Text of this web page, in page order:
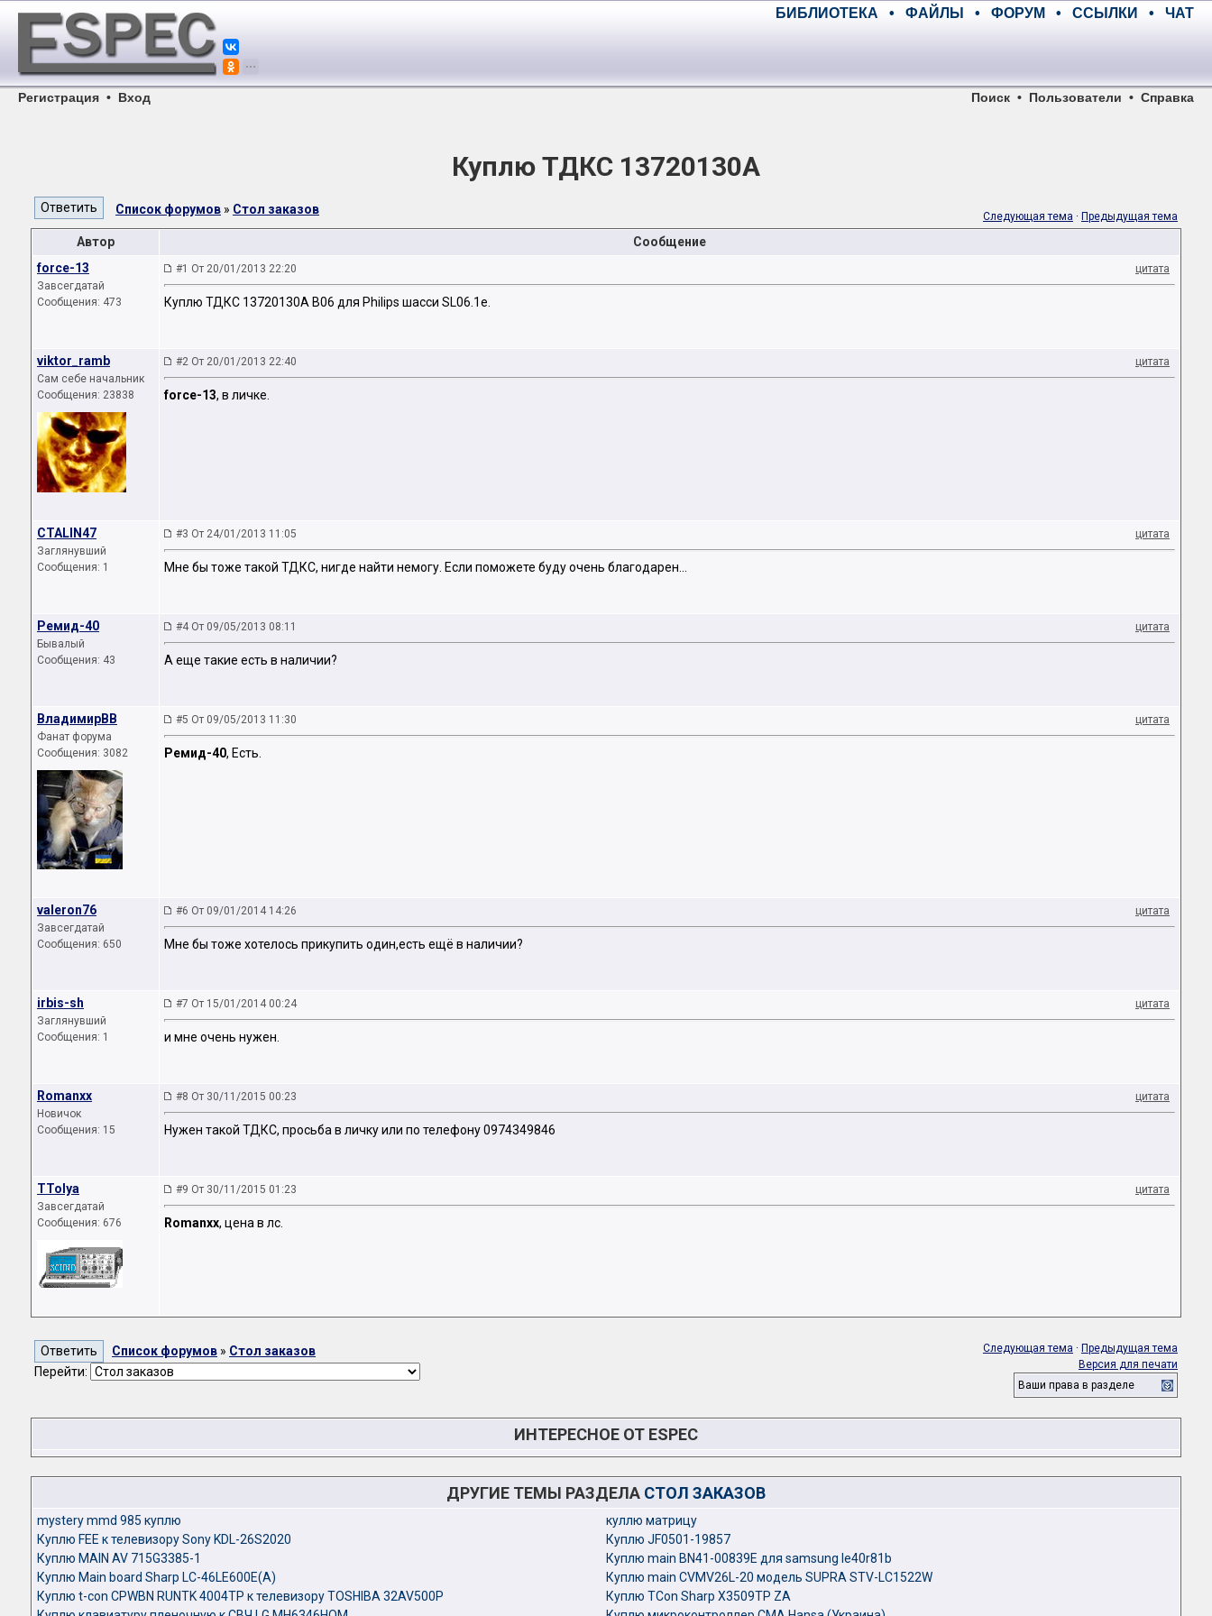
БИБЛИОТЕКА • ФАЙЛЫ • ФОРУМ • ССЫЛКИ • ЧАТ
Регистрация • Вход Поиск • Пользователи • Справка
Куплю ТДКС 13720130A
Список форумов » Стол заказов Следующая тема · Предыдущая тема
Автор
Сообщение
force-13
Завсегдатай
Сообщения: 473
#1 От 20/01/2013 22:20 цитата
Куплю ТДКС 13720130A B06 для Philips шасси SL06.1e.
viktor_ramb
Сам себе начальник
Сообщения: 23838
#2 От 20/01/2013 22:40 цитата
force-13, в личке.
CTALIN47
Заглянувший
Сообщения: 1
#3 От 24/01/2013 11:05 цитата
Мне бы тоже такой ТДКС, нигде найти немогу. Если поможете буду очень благодарен...
Ремид-40
Бывалый
Сообщения: 43
#4 От 09/05/2013 08:11 цитата
А еще такие есть в наличии?
ВладимирВВ
Фанат форума
Сообщения: 3082
#5 От 09/05/2013 11:30 цитата
Ремид-40, Есть.
valeron76
Завсегдатай
Сообщения: 650
#6 От 09/01/2014 14:26 цитата
Мне бы тоже хотелось прикупить один,есть ещё в наличии?
irbis-sh
Заглянувший
Сообщения: 1
#7 От 15/01/2014 00:24 цитата
и мне очень нужен.
Romanxx
Новичок
Сообщения: 15
#8 От 30/11/2015 00:23 цитата
Нужен такой ТДКС, просьба в личку или по телефону 0974349846
TTolya
Завсегдатай
Сообщения: 676
#9 От 30/11/2015 01:23 цитата
Romanxx, цена в лс.
Список форумов » Стол заказов
Перейти:
Следующая тема · Предыдущая тема
Версия для печати
Ваши права в разделе
ИНТЕРЕСНОЕ ОТ ESPEC
ДРУГИЕ ТЕМЫ РАЗДЕЛА СТОЛ ЗАКАЗОВ
mystery mmd 985 куплю
куллю матрицу
Куплю FEE к телевизору Sony KDL-26S2020
Куплю JF0501-19857
Куплю MAIN AV 715G3385-1
Куплю main BN41-00839E для samsung le40r81b
Куплю Main board Sharp LC-46LE600E(A)
Куплю main CVMV26L-20 модель SUPRA STV-LC1522W
Куплю t-con СPWBN RUNTK 4004TP к телевизору TOSHIBA 32AV500P
Куплю TCon Sharp X3509TP ZA